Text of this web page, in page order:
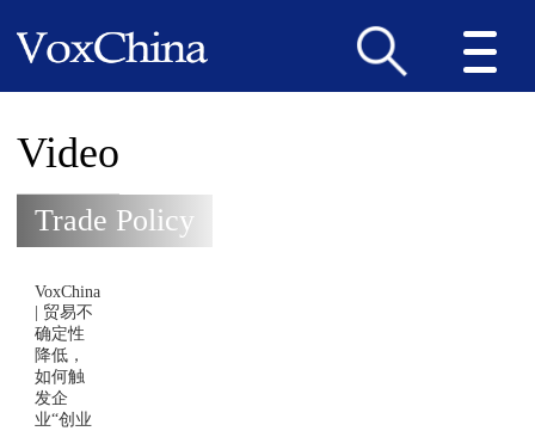
Video
Trade Policy
VoxChina
| 贸易不
确定性
降低，
如何触
发企
业“创业